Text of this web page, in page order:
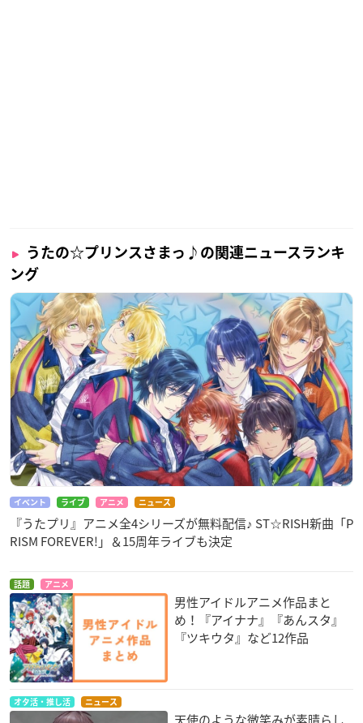
うたの☆プリンスさまっ♪の関連ニュースランキ
ング
イベント ライブ アニメ ニュース
『うたプリ』アニメ全4シリーズが無料配信♪ ST☆RISH新曲「P
RISM FOREVER!」＆15周年ライブも決定
話題 アニメ
男性アイドルアニメ作品まと
め！『アイナナ』『あんスタ』
『ツキウタ』など12作品
オタ活・推し活 ニュース